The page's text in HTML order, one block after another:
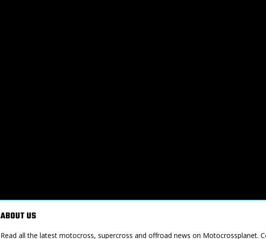
ABOUT US
Read all the latest motocross, supercross and offroad news on Motocrossplanet.